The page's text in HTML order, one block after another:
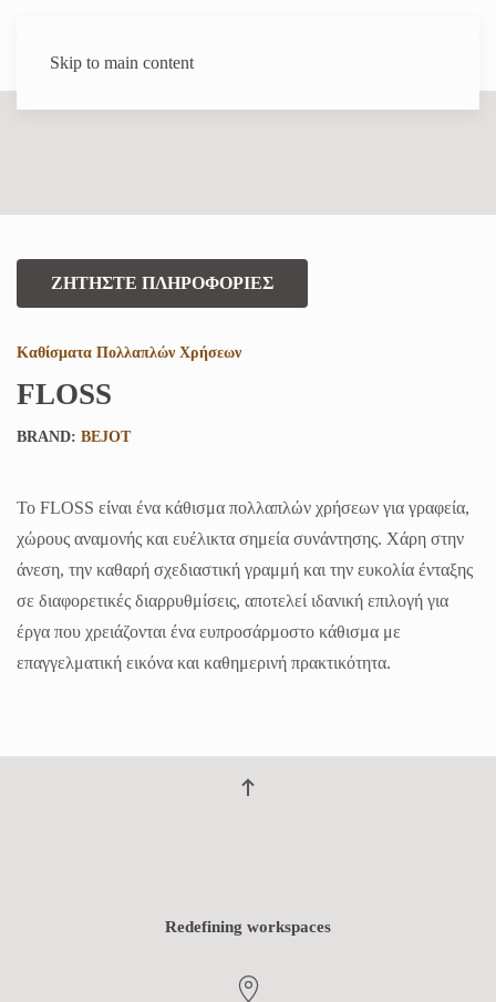
Skip to main content
ΖΗΤΗΣΤΕ ΠΛΗΡΟΦΟΡΙΕΣ
Καθίσματα Πολλαπλών Χρήσεων
FLOSS
BRAND: BEJOT
Το FLOSS είναι ένα κάθισμα πολλαπλών χρήσεων για γραφεία,
χώρους αναμονής και ευέλικτα σημεία συνάντησης. Χάρη στην
άνεση, την καθαρή σχεδιαστική γραμμή και την ευκολία ένταξης
σε διαφορετικές διαρρυθμίσεις, αποτελεί ιδανική επιλογή για
έργα που χρειάζονται ένα ευπροσάρμοστο κάθισμα με
επαγγελματική εικόνα και καθημερινή πρακτικότητα.
Redefining workspaces